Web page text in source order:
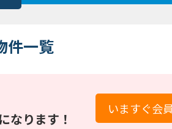
件一覧
なります！
いますぐ会